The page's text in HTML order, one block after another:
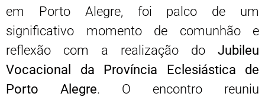
em Porto Alegre, foi palco de um
significativo momento de comunhão e
reflexão com a realização do Jubileu
Vocacional da Província Eclesiástica de
Porto Alegre. O encontro reuniu